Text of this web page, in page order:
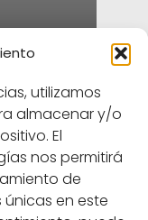
utilizamos
almacenar y/o
El
nos permitirá
de
en este
los